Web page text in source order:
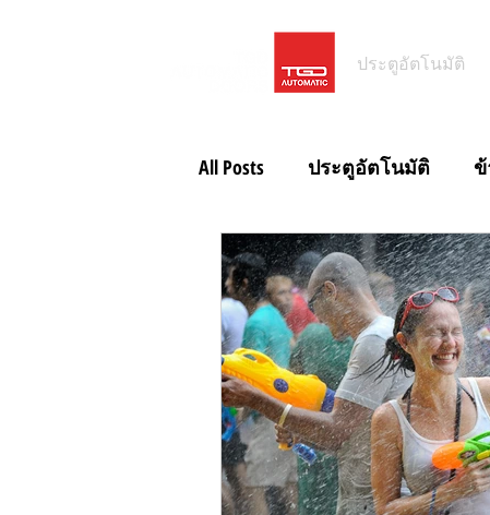
ประตูอัตโนมัติ
All Posts ประตูอัตโนมัติ ข้
ประตูอัตโนมัติโรงจอดรถ
ข่าวสั้น ประตูอัตโนมัติ IP65
ข่าวสั้น Magic Switch ข่าว